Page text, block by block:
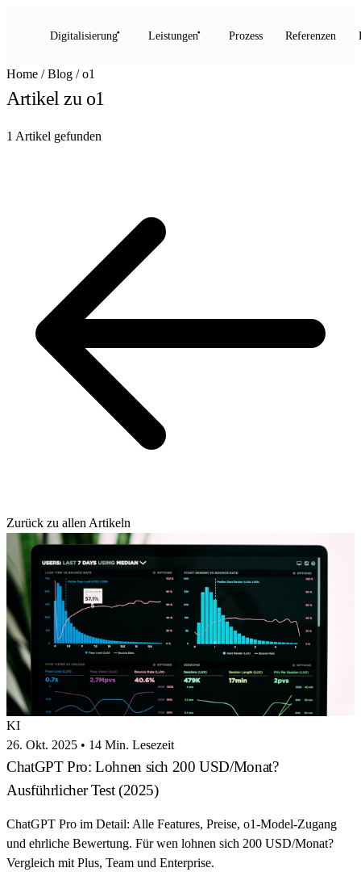
Digitalisierung Leistungen Prozess Referenzen
Home / Blog / o1
Artikel zu o1
1 Artikel gefunden
Zurück zu allen Artikeln
KI
26. Okt. 2025 • 14 Min. Lesezeit
ChatGPT Pro: Lohnen sich 200 USD/Monat?
Ausführlicher Test (2025)
ChatGPT Pro im Detail: Alle Features, Preise, o1-Model-Zugang
und ehrliche Bewertung. Für wen lohnen sich 200 USD/Monat?
Vergleich mit Plus, Team und Enterprise.